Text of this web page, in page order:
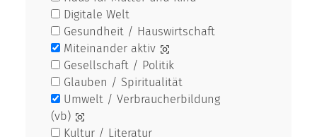
Digitale Welt
Gesundheit / Hauswirtschaft
Miteinander aktiv
Gesellschaft / Politik
Glauben / Spiritualität
Umwelt / Verbraucherbildung
(vb)
Kultur / Literatur